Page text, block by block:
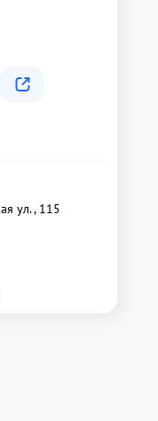
ул., 115